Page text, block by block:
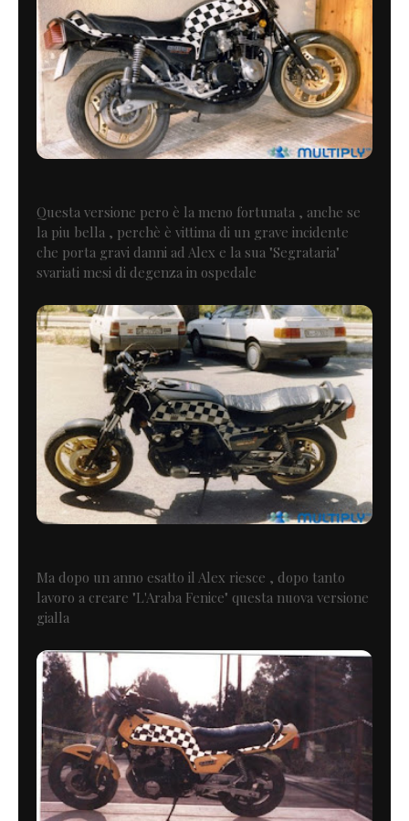
Questa versione pero è la meno fortunata , anche se
la piu bella , perchè è vittima di un grave incidente
che porta gravi danni ad Alex e la sua "Segrataria"
svariati mesi di degenza in ospedale
Ma dopo un anno esatto il Alex riesce , dopo tanto
lavoro a creare "L'Araba Fenice" questa nuova versione
gialla